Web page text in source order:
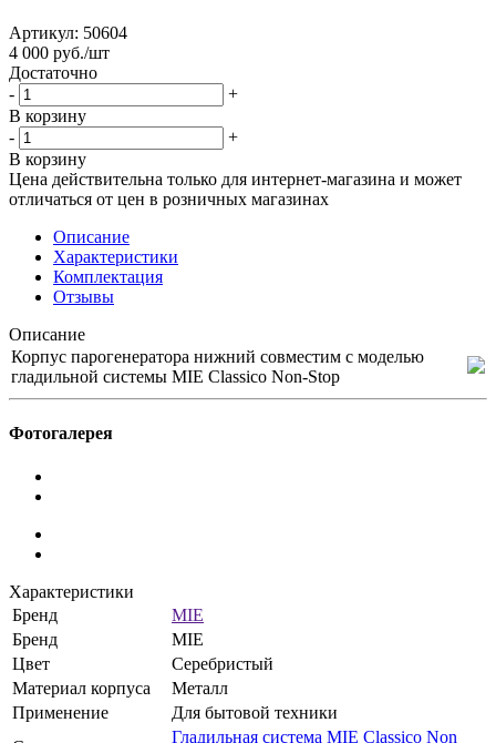
Артикул: 50604
4 000 руб./шт
Достаточно
-
+
В корзину
-
+
В корзину
Цена действительна только для интернет-магазина и может
отличаться от цен в розничных магазинах
Описание
Характеристики
Комплектация
Отзывы
Описание
Корпус парогенератора нижний совместим с моделью
гладильной системы MIE Classico Non-Stop
Фотогалерея
Характеристики
Бренд
MIE
Бренд
MIE
Цвет
Серебристый
Материал корпуса
Металл
Применение
Для бытовой техники
Гладильная система MIE Classico Non